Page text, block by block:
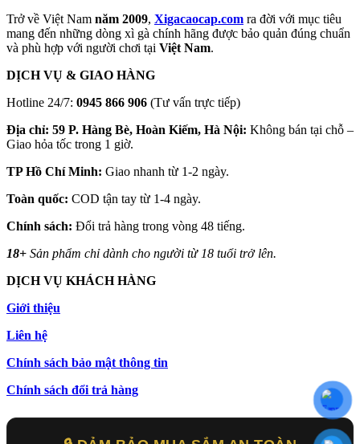
Trở về Việt Nam năm 2009, Xigacaocap.com ra đời với mục tiêu
mang đến những dòng xì gà chính hãng được bảo quản đúng chuẩn
và phù hợp với người chơi tại Việt Nam.
DỊCH VỤ & GIAO HÀNG
Hotline 24/7: 0945 866 906 (Tư vấn trực tiếp)
Địa chỉ: 59 P. Hàng Bè, Hoàn Kiếm, Hà Nội: Không bán tại chỗ –
Giao hỏa tốc trong 1 giờ.
TP Hồ Chí Minh: Giao nhanh từ 1-2 ngày.
Toàn quốc: COD tận tay từ 1-4 ngày.
Chính sách: Đổi trả hàng trong vòng 48 tiếng.
18+ Sản phẩm chỉ dành cho người từ 18 tuổi trở lên.
DỊCH VỤ KHÁCH HÀNG
Giới thiệu
Liên hệ
Chính sách bảo mật thông tin
Chính sách đổi trả hàng